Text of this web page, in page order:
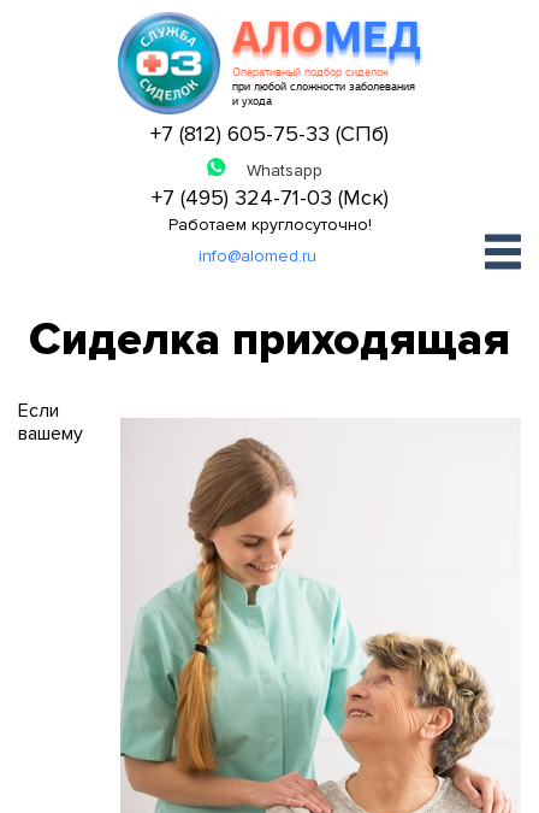
АЛОМЕД
Оперативный подбор сиделок
при любой сложности заболевания
и ухода
+7 (812) 605-75-33 (СПб)
+7 (495) 324-71-03 (Мск)
Работаем круглосуточно!
info@alomed.ru
Сиделка приходящая
Если
вашему